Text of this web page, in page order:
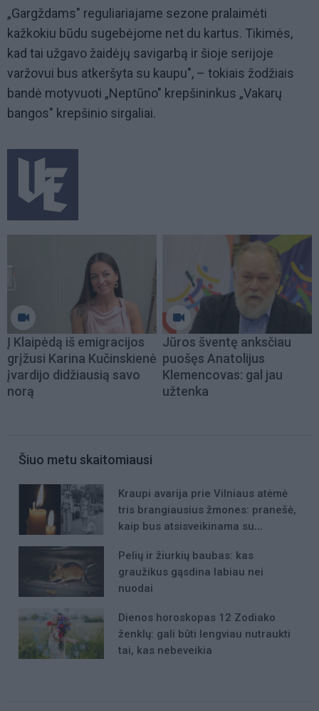
„Gargždams" reguliariajame sezone pralaimėti
kažkokiu būdu sugebėjome net du kartus. Tikimės,
kad tai užgavo žaidėjų savigarbą ir šioje serijoje
varžovui bus atkeršyta su kaupu", – tokiais žodžiais
bandė motyvuoti „Neptūno" krepšininkus „Vakarų
bangos" krepšinio sirgaliai.
Į Klaipėdą iš emigracijos
grįžusi Karina Kučinskienė
įvardijo didžiausią savo
norą
Jūros šventę anksčiau
puošęs Anatolijus
Klemencovas: gal jau
užtenka
Šiuo metu skaitomiausi
Kraupi avarija prie Vilniaus atėmė
tris brangiausius žmones: pranešė,
kaip bus atsisveikinama su
Pelių ir žiurkių baubas: kas
graužikus gąsdina labiau nei
nuodai
Dienos horoskopas 12 Zodiako
ženklų: gali būti lengviau nutraukti
tai, kas nebeveikia